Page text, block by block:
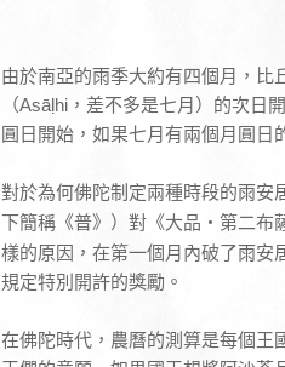
由於南亞的雨季大約有四個月，比
（Asāḷhi，差不多是七月）的次日
圓日開始，如果七月有兩個月圓日
對於為何佛陀制定兩種時段的雨安
下簡稱《普》）對《大品・第二布
樣的原因，在第一個月內破了雨安
規定特別開許的獎勵。
在佛陀時代，農曆的測算是每個王